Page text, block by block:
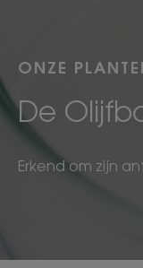
ONZE
De
Erkend om zijn